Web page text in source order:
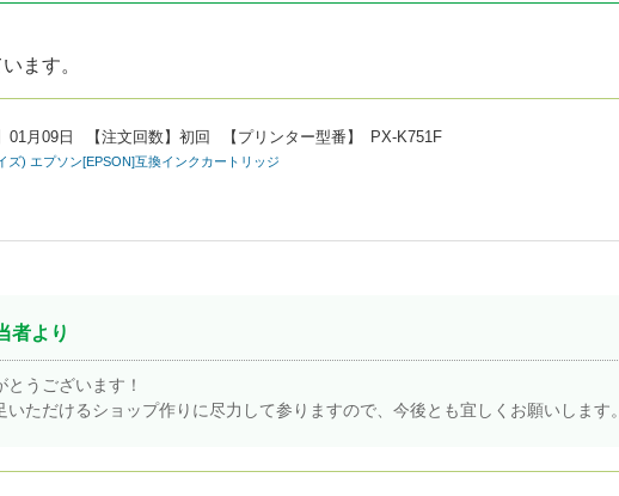
ます。
01月09日 【注文回数】 初回 【プリンター型番】 PX-K751F
ズ) エプソン[EPSON]互換インクカートリッジ
者より
うございます！
いただけるショップ作りに尽力して参りますので、今後とも宜しくお願いします。